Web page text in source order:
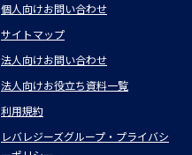
個人向けお問い合わせ
サイトマップ
法人向けお問い合わせ
法人向けお役立ち資料一覧
利用規約
レバレジーズグループ・プライバシ